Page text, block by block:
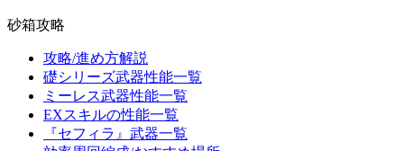
砂箱攻略
攻略/進め方解説
礎シリーズ武器性能一覧
ミーレス武器性能一覧
EXスキルの性能一覧
『セフィラ』武器一覧